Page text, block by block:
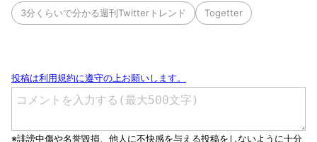
3分くらいで分かる週刊Twitterトレンド Togetter